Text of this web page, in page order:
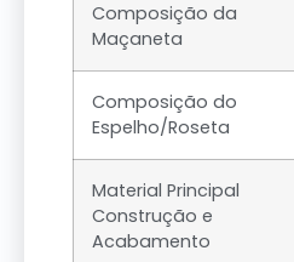
Composição da
Maçaneta
Composição do
Espelho/Roseta
Material Principal
Construção e
Acabamento